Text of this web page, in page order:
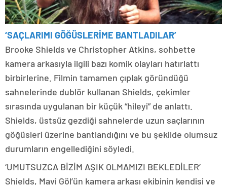
‘SAÇLARIMI GÖĞÜSLERİME BANTLADILAR’
Brooke Shields ve Christopher Atkins, sohbette
kamera arkasıyla ilgili bazı komik olayları hatırlattı
birbirlerine. Filmin tamamen çıplak göründüğü
sahnelerinde dublör kullanan Shields, çekimler
sırasında uygulanan bir küçük “hileyi” de anlattı.
Shields, üstsüz gezdiği sahnelerde uzun saçlarının
göğüsleri üzerine bantlandığını ve bu şekilde olumsuz
durumların engellediğini söyledi.
‘UMUTSUZCA BİZİM AŞIK OLMAMIZI BEKLEDİLER’
Shields, Mavi Göl’ün kamera arkası ekibinin kendisi ve